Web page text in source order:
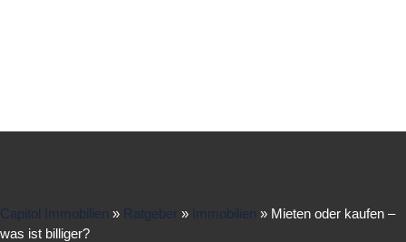
Capitol Immobilien » Ratgeber » Immobilien » Mieten oder kaufen –
was ist billiger?